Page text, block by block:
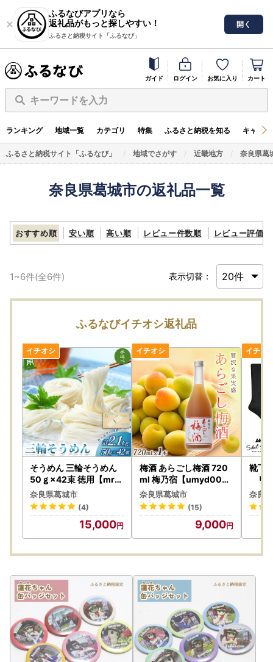
ふるなびアプリなら
返礼品がもっと探しやすい！
ふるさと納税サイト「ふるなび」
開く
ガイド ログイン お気に入り カート
キーワードを入力
ランキング 地域一覧 カテゴリ 特集 ふるさと納税を知る キャン
ふるさと納税サイト「ふるなび」 地域でさがす 近畿地方 奈良県葛
奈良県葛城市の返礼品一覧
おすすめ順 安い順 高い順 レビュー件数順 レビュー評価順
1~6件(全6件) 表示切替：
ふるなびイチオシ返礼品
そうめん 三輪そうめん
50ｇ×42束 徳用【mrh
s003】
奈良県葛城市
(4)
15,000
梅酒 あらごし梅酒 720
ml 梅乃宿【umyd004A
】
奈良県葛城市
(15)
9,000
靴下
リ
足組
奈良